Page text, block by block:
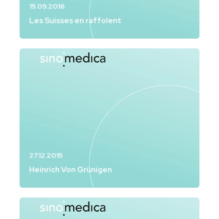
15.09.2016
Les Suisses en raffolent
27.12.2015
Heinrich Von Grünigen
Sonntags Blick